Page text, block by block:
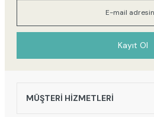
Kayıt Ol
MÜŞTERİ HİZMETLERİ